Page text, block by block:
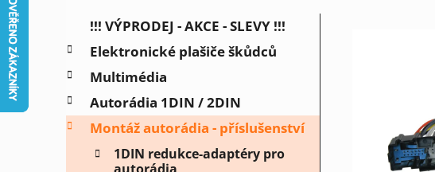
o
s
t
r
a
Přeskočit
t
e
g
o
r
!!! VÝPRODEJ - AKCE - SLEVY !!!
Elektronické plašiče škůdců
Multimédia
Autorádia 1DIN / 2DIN
Montáž autorádia - příslušenství
1DIN redukce-adaptéry pro